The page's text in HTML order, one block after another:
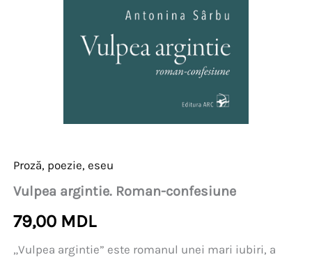
Proză, poezie, eseu
Vulpea argintie. Roman-confesiune
79,00 MDL
„Vulpea argintie” este romanul unei mari iubiri, a